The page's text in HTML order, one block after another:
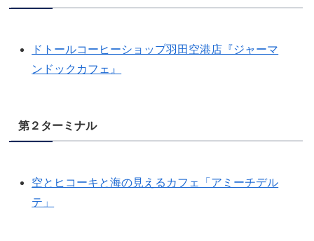
ドトールコーヒーショップ羽田空港店『ジャーマ
ンドックカフェ』
第２ターミナル
空とヒコーキと海の見えるカフェ「アミーチデル
テ」